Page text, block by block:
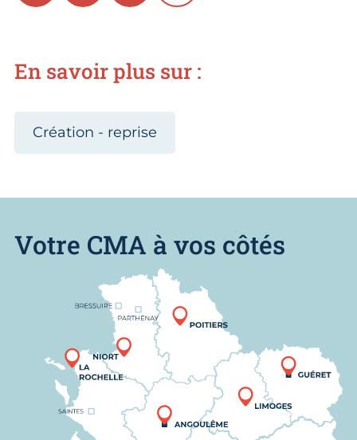
En savoir plus sur :
Création - reprise
Votre CMA à vos côtés